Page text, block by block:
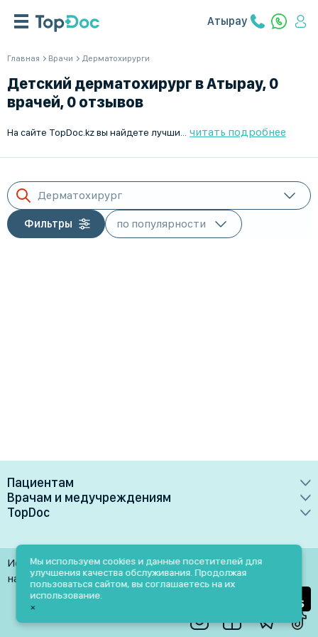
Атырау
Главная Врачи Дерматохирурги
Детский дерматохирург в Атырау, 0
врачей, 0 отзывов
читать подробнее
Дерматохирург
Фильтры
Пациентам
Врачи
Клиники
Лаборатории
Услуги
Блог
Акции и скидки
Врачам и медучреждениям
Преимущества
Медучреждениям
Врачам
TopDoc
Контакты
Помощь
Использование материалов разрешено только при
наличии активной ссылки на источник
Мы используем cookies и данные посетителей для
улучшения качества обслуживания. Продолжая
пользоваться сайтом, вы соглашаетесь на их
использование.
×